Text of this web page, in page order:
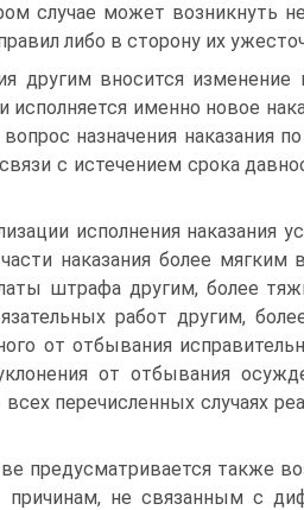
случае может возникнуть
либо в сторону их
другим вносится
исполняется именно новое
назначения наказания
с истечением срока
исполнения наказания
наказания более мягким
штрафа другим, более
работ другим,
от отбывания
от отбывания
перечисленных случаях
предусматривается также
не связанным с